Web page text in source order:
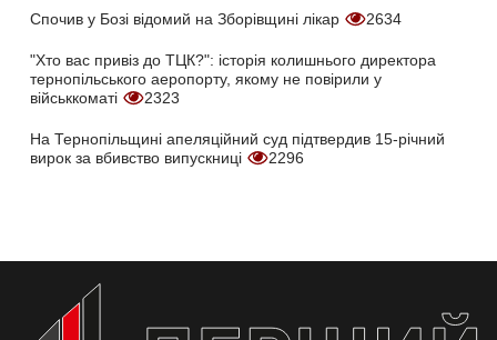
Спочив у Бозі відомий на Зборівщині лікар 2634
"Хто вас привіз до ТЦК?": історія колишнього директора
тернопільського аеропорту, якому не повірили у
військкоматі
2323
На Тернопільщині апеляційний суд підтвердив 15-річний
вирок за вбивство випускниці
2296